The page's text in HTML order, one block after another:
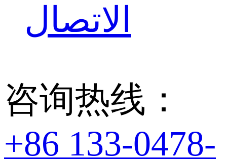
الاتصال
咨询热线：
+86 133-0478-